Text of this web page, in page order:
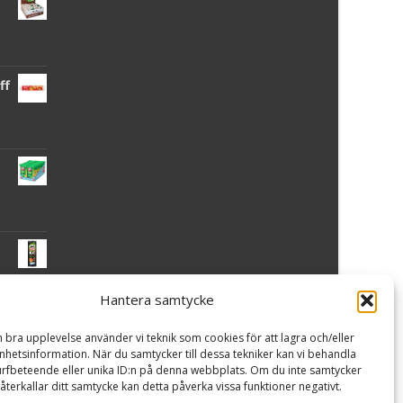
Hantera samtycke
bra upplevelse använder vi teknik som cookies för att lagra och/eller
När du samtycker till dessa tekniker kan vi behandla
eller unika ID:n på denna webbplats. Om du inte samtycker
ditt samtycke kan detta påverka vissa funktioner negativt.
-